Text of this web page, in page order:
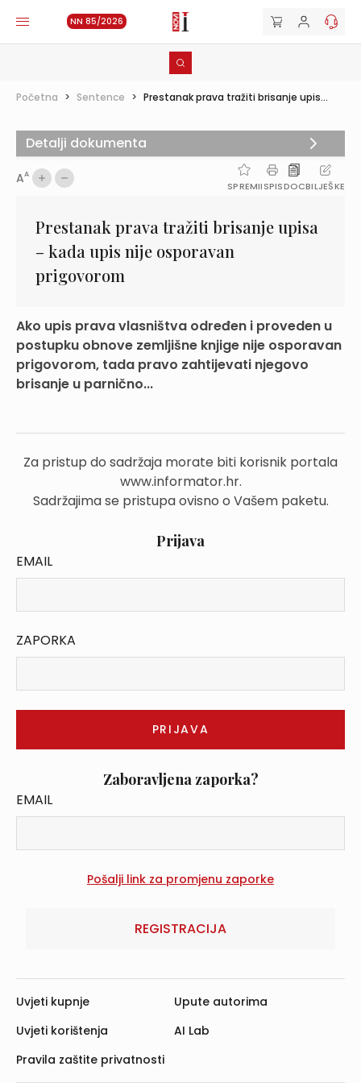
NN 85/2026
Početna > Sentence > Prestanak prava tražiti brisanje upis...
AA
SPREMIISPISDOCBILJEŠKE
Prestanak prava tražiti brisanje upisa
– kada upis nije osporavan
prigovorom
Ako upis prava vlasništva određen i proveden u
postupku obnove zemljišne knjige nije osporavan
prigovorom, tada pravo zahtijevati njegovo
brisanje u parnično...
Za pristup do sadržaja morate biti korisnik portala
www.informator.hr.
Sadržajima se pristupa ovisno o Vašem paketu.
Prijava
EMAIL
ZAPORKA
Zaboravljena zaporka?
EMAIL
REGISTRACIJA
Detalji dokumenta
Uvjeti kupnje
Uvjeti korištenja
Pravila zaštite privatnosti
Upute autorima
AI Lab